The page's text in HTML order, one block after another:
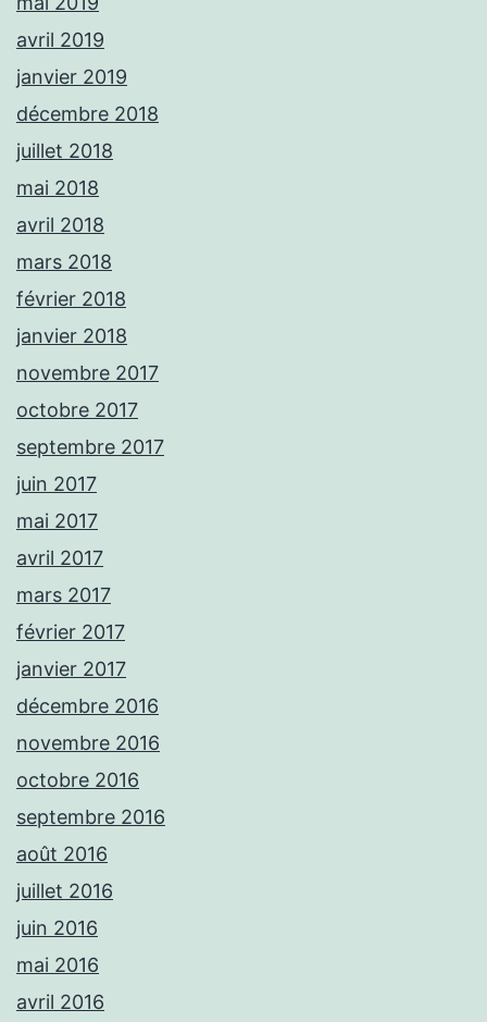
avril 2019
janvier 2019
décembre 2018
juillet 2018
mai 2018
avril 2018
mars 2018
février 2018
janvier 2018
novembre 2017
octobre 2017
septembre 2017
juin 2017
mai 2017
avril 2017
mars 2017
février 2017
janvier 2017
décembre 2016
novembre 2016
octobre 2016
septembre 2016
août 2016
juillet 2016
juin 2016
mai 2016
avril 2016